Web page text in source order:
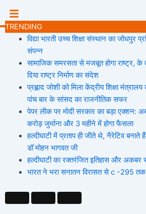
content
TRENDING
विद्या भारती उच्च शिक्षा संस्थान का जोधपुर
संपन्न
सामाजिक समरसता से मजबूत होगा राष्ट्र, के
दिया राष्ट्र निर्माण का संदेश
प्रह्लाद जोशी को मिला केंद्रीय शिक्षा
पांच बार के सांसद का राजनीतिक सफर
पेपर लीक पर मोदी सरकार का बड़ा एक्शन:
करोड़ जुर्माना और 3 महीने में होगा फैसला
हल्दीघाटी में प्रताप ही जीते थे, नैरेटिव
डॉ मोहन भागवत जी
हल्दीघाटी का रक्तरंजित इतिहास और अकबर
भारत ने भरा सनातन विरासत से c -295